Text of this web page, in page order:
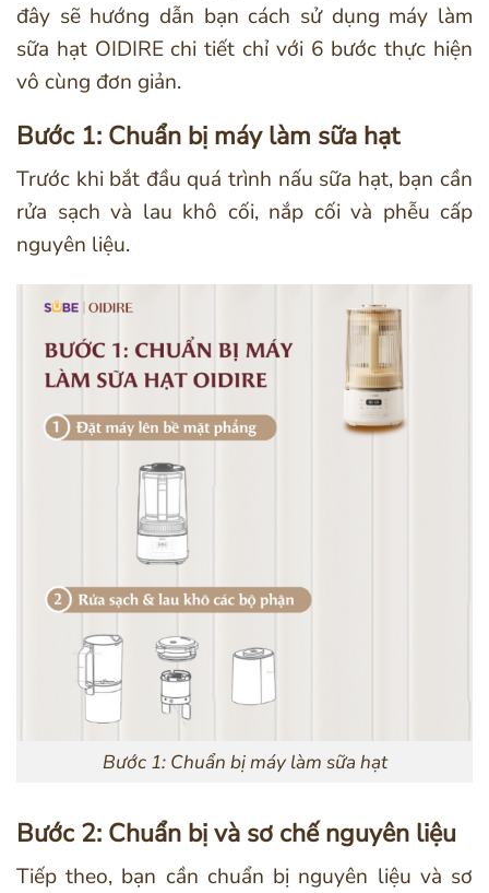
đây sẽ hướng dẫn bạn cách sử dụng máy làm
sữa hạt OIDIRE chi tiết chỉ với 6 bước thực hiện
vô cùng đơn giản.
Bước 1: Chuẩn bị máy làm sữa hạt
Trước khi bắt đầu quá trình nấu sữa hạt, bạn cần
rửa sạch và lau khô cối, nắp cối và phễu cấp
nguyên liệu.
Bước 1: Chuẩn bị máy làm sữa hạt
Bước 2: Chuẩn bị và sơ chế nguyên liệu
Tiếp theo, bạn cần chuẩn bị nguyên liệu và sơ